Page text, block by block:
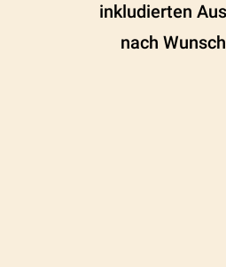
inkludierten
nach